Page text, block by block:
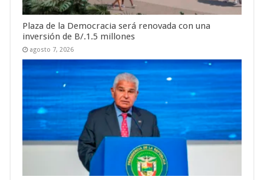
Plaza de la Democracia será renovada con una
inversión de B/.1.5 millones
agosto 7, 2026